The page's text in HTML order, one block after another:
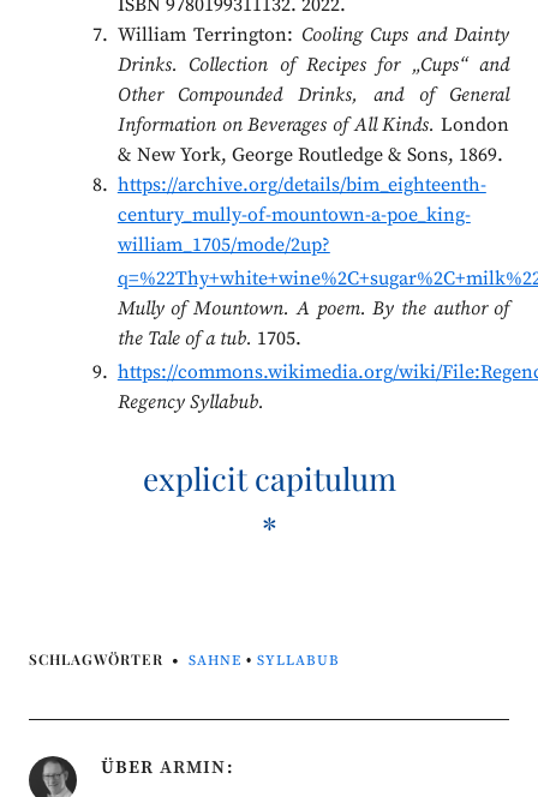
ISBN 9780199311132. 2022.
William Terrington: Cooling Cups and Dainty
Drinks. Collection of Recipes for „Cups“ and
Other Compounded Drinks, and of General
Information on Beverages of All Kinds. London
& New York, George Routledge & Sons, 1869.
https://archive.org/details/bim_eighteenth-
century_mully-of-mountown-a-poe_king-
william_1705/mode/2up?
Mully of Mountown. A poem. By the author of
the Tale of a tub. 1705.
https://commons.wikimedia.org/wiki/
Regency Syllabub.
explicit capitulum
*
SCHLAGWÖRTER SAHNE • SYLLABUB
ÜBER ARMIN